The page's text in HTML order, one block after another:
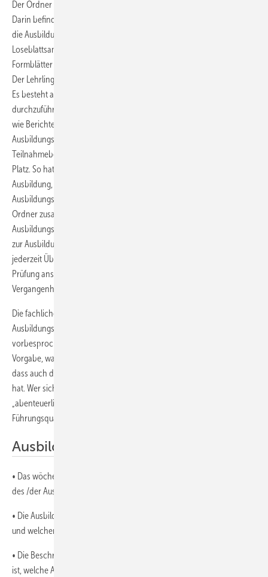
Der Ordner begleitet Meister und Lehrling durch die gesamte Lehrzeit.
Darin befinden sich für jedes Lehrjahr gesonderte Bereiche, in denen
die Ausbildungsnachweise und die geforderten Fachberichte als
Loseblattsammlung eingeheftet werden. Die hierfür erforderlichen
Formblätter findet der Lehrling als Vorlagen auf der beigelegten CD.
Der Lehrling kann diese ausdrucken und handschriftlich bearbeiten.
Es besteht aber auch die Möglichkeit, die Bearbeitung am Computer
durchzuführen. Zudem enthält auch der Ordner ­eine exakte Anleitung,
wie Berichte heutzu­tage verfasst werden sollen. Neben den
Ausbildungsnachweisen finden auch noch die ÜBL-
Teilnahmebescheinigungen und die Berufsschulzeugnisse im Ordner
Platz. So hat der Azubi alle wichtigen Unterlagen über seine
Ausbildung, inklusive seines Ausbildungsvertrages, des
Ausbildungsrahmenplans und der Ausbildungsverordnung, in einem
Ordner zusammengefasst. Auf diese Weise werden die
Ausbildungsnachweise zu einem logischen Bestandteil der Unterlagen
zur Ausbildungsdokumentation. Azubis, aber auch Ausbilder, haben so
jederzeit Überblick über den Stand der Ausbildung. Kurz vor der
Prüfung ans Tageslicht tretende Überraschungen dürften so der
Vergangenheit angehören.
Die fachliche Führung des Meisters kann jedoch auch der
Ausbildungs­order nicht ersetzen. Ein mit dem Meister
vorbesprochener und geplanter Bericht gibt dem Lehrling eine klare
Vorgabe, was er zu Papier bringen soll. Und das erhöht die Chance,
dass auch der Ausbilder schließlich das lesen kann, was er erwartet
hat. Wer sich als Ausbilder beklagt, sein Schützling schreibt
„abenteuerliche“ Fachberichte, der sollte sich wieder auf seine
Führungsqualitäten besinnen.
Ausbildungsnachweise sind Pflicht
• Das wöchentliche Führen der Ausbildungsnachweise ist eine Pflicht
des /der Auszubildenden
• Die Ausbildungsnachweise sollen beschreiben, welche praktischen
und welchen berufsschulischen Lehrinhalte behandelt wurden
• Die Beschreibungen sollen so ausgeführt werden, dass erkennbar
ist, welche Ausbildungsinhalte vermittelt wurden.